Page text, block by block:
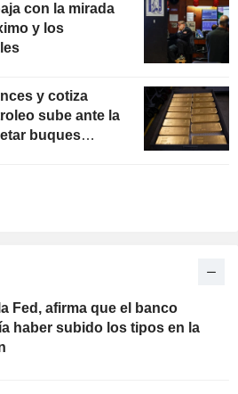
con la mirada
y los
y cotiza
sube ante la
buques
Fed, afirma que el banco
haber subido los tipos en la